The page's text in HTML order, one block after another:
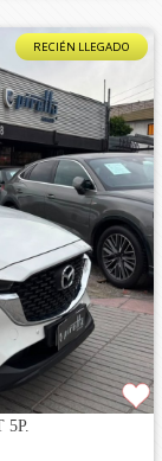
RECIÉN LLEGADO
5P.